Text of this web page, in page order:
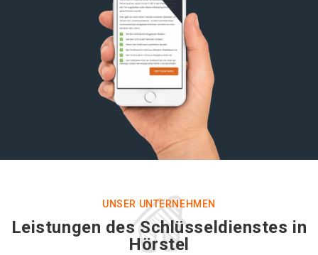
UNSER UNTERNEHMEN
Leistungen des Schlüsseldienstes in
Hörstel